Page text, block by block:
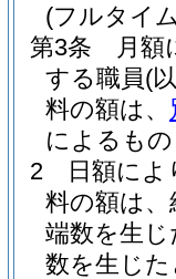
(フルタイ
第3条
月額
する職員(
料の額は、
によるも
2
日額に
料の額は
端数を生
数を生じ